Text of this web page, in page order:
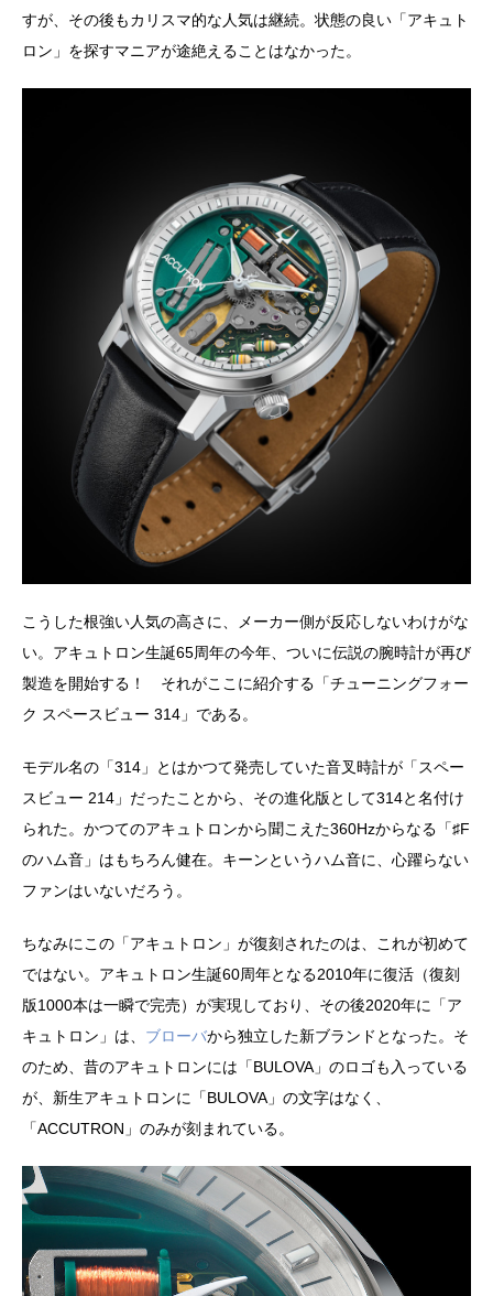
すが、その後もカリスマ的な人気は継続。状態の良い「アキュト
ロン」を探すマニアが途絶えることはなかった。
こうした根強い人気の高さに、メーカー側が反応しないわけがな
い。アキュトロン生誕65周年の今年、ついに伝説の腕時計が再び
製造を開始する！ それがここに紹介する「チューニングフォー
ク スペースビュー 314」である。
モデル名の「314」とはかつて発売していた音叉時計が「スペー
スビュー 214」だったことから、その進化版として314と名付け
られた。かつてのアキュトロンから聞こえた360Hzからなる「♯F
のハム音」はもちろん健在。キーンというハム音に、心躍らない
ファンはいないだろう。
ちなみにこの「アキュトロン」が復刻されたのは、これが初めて
ではない。アキュトロン生誕60周年となる2010年に復活（復刻
版1000本は一瞬で完売）が実現しており、その後2020年に「ア
キュトロン」は、 ブローバから独立した新ブランドとなった。そ
のため、昔のアキュトロンには「BULOVA」のロゴも入っている
が、新生アキュトロンに「BULOVA」の文字はなく、
「ACCUTRON」のみが刻まれている。